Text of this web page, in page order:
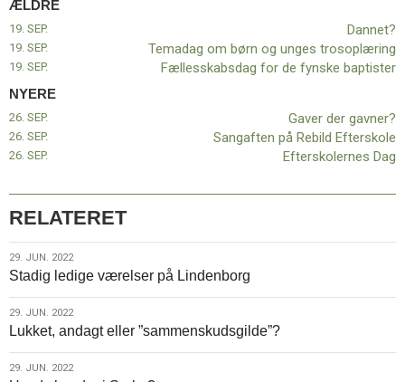
ÆLDRE
19. SEP. Dannet?
19. SEP. Temadag om børn og unges trosoplæring
19. SEP. Fællesskabsdag for de fynske baptister
NYERE
Gaver der gavner?
26. SEP.
Sangaften på Rebild Efterskole
26. SEP.
Efterskolernes Dag
26. SEP.
RELATERET
29.
jun.
2022
29. JUN. 2022
Stadig ledige værelser på Lindenborg
29.
jun.
2022
29. JUN. 2022
Lukket, andagt eller ”sammenskudsgilde”?
29.
29. JUN. 2022